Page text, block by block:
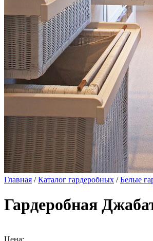
Главная /Каталог гардеробных /Белые
Гардеробная
Цена: